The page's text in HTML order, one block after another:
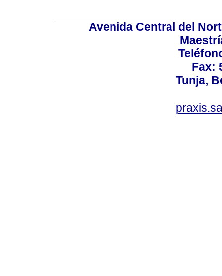
Avenida Central del
Fax:
Tunja,